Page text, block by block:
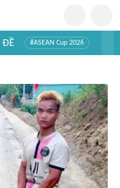
ĐỀ #ASEAN Cup 2026